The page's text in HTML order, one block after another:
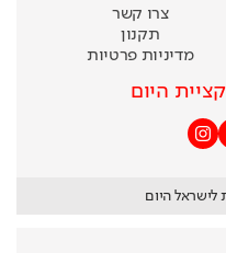
צרו קשר
תקנון
מדיניות פרטיות
היום
לישראל היום